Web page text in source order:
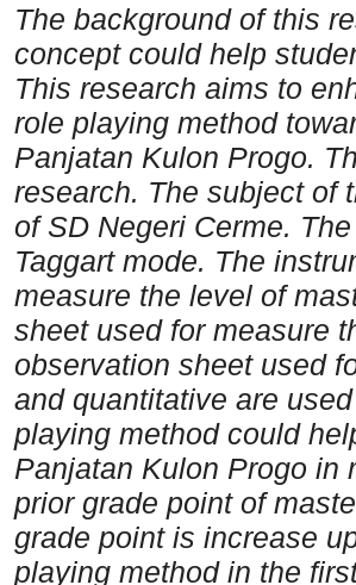
The background of this
concept could help
This research aims to
role playing method
Panjatan Kulon Progo.
research. The subject of
of SD Negeri Cerme.
Taggart mode. The
measure the level of
sheet used for measure
observation sheet used
and quantitative are
playing method could
Panjatan Kulon Progo in
prior grade point of
grade point is increase
playing method in the